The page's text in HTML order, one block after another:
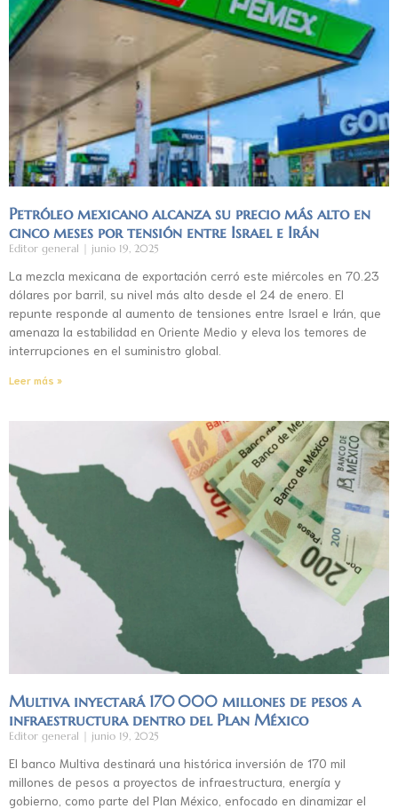
Petróleo mexicano alcanza su precio más alto en
cinco meses por tensión entre Israel e Irán
Editor general junio 19, 2025
La mezcla mexicana de exportación cerró este miércoles en 70.23
dólares por barril, su nivel más alto desde el 24 de enero. El
repunte responde al aumento de tensiones entre Israel e Irán, que
amenaza la estabilidad en Oriente Medio y eleva los temores de
interrupciones en el suministro global.
Leer más »
Multiva inyectará 170 000 millones de pesos a
infraestructura dentro del Plan México
Editor general junio 19, 2025
El banco Multiva destinará una histórica inversión de 170 mil
millones de pesos a proyectos de infraestructura, energía y
gobierno, como parte del Plan México, enfocado en dinamizar el